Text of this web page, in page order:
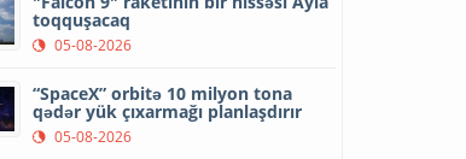
toqquşacaq
05-08-2026
“SpaceX” orbitə 10 milyon tona
qədər yük çıxarmağı planlaşdırır
05-08-2026